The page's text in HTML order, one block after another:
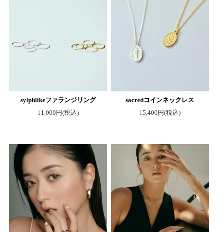
sylphlikeファランジリング
11,000円(税込)
sacredコインネックレス
15,400円(税込)